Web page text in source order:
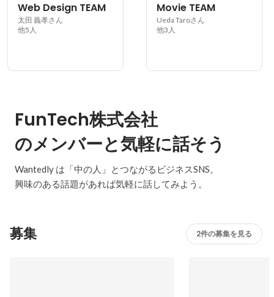
Web Design TEAM
太田 義孝さん
他5人
Movie TEAM
Ueda Taroさん
他3人
FunTech株式会社
のメンバーと気軽に話そう
Wantedly は「中の人」とつながるビジネスSNS。
興味のある話題があれば気軽に話してみよう。
募集 2件の募集を見る